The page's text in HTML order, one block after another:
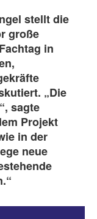
stellt die
große
in
„Die
sagte
Projekt
in der
neue